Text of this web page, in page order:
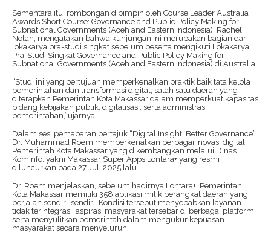
Sementara itu, rombongan dipimpin oleh Course Leader Australia
Awards Short Course: Governance and Public Policy Making for
Subnational Governments (Aceh and Eastern Indonesia), Rachel
Nolan, mengatakan bahwa kunjungan ini merupakan bagian dari
lokakarya pra-studi singkat sebelum peserta mengikuti Lokakarya
Pra-Studi Singkat Governance and Public Policy Making for
Subnational Governments (Aceh and Eastern Indonesia) di Australia.
“Studi ini yang bertujuan memperkenalkan praktik baik tata kelola
pemerintahan dan transformasi digital, salah satu daerah yang
diterapkan Pemerintah Kota Makassar dalam memperkuat kapasitas
bidang kebijakan publik, digitalisasi, serta administrasi
pemerintahan,“ujarnya.
Dalam sesi pemaparan bertajuk “Digital Insight, Better Governance”,
Dr. Muhammad Roem memperkenalkan berbagai inovasi digital
Pemerintah Kota Makassar yang dikembangkan melalui Dinas
Kominfo, yakni Makassar Super Apps Lontara+ yang resmi
diluncurkan pada 27 Juli 2025 lalu.
Dr. Roem menjelaskan, sebelum hadirnya Lontara+, Pemerintah
Kota Makassar memiliki 358 aplikasi milik perangkat daerah yang
berjalan sendiri-sendiri. Kondisi tersebut menyebabkan layanan
tidak terintegrasi, aspirasi masyarakat tersebar di berbagai platform,
serta menyulitkan pemerintah dalam mengukur kepuasan
masyarakat secara menyeluruh.